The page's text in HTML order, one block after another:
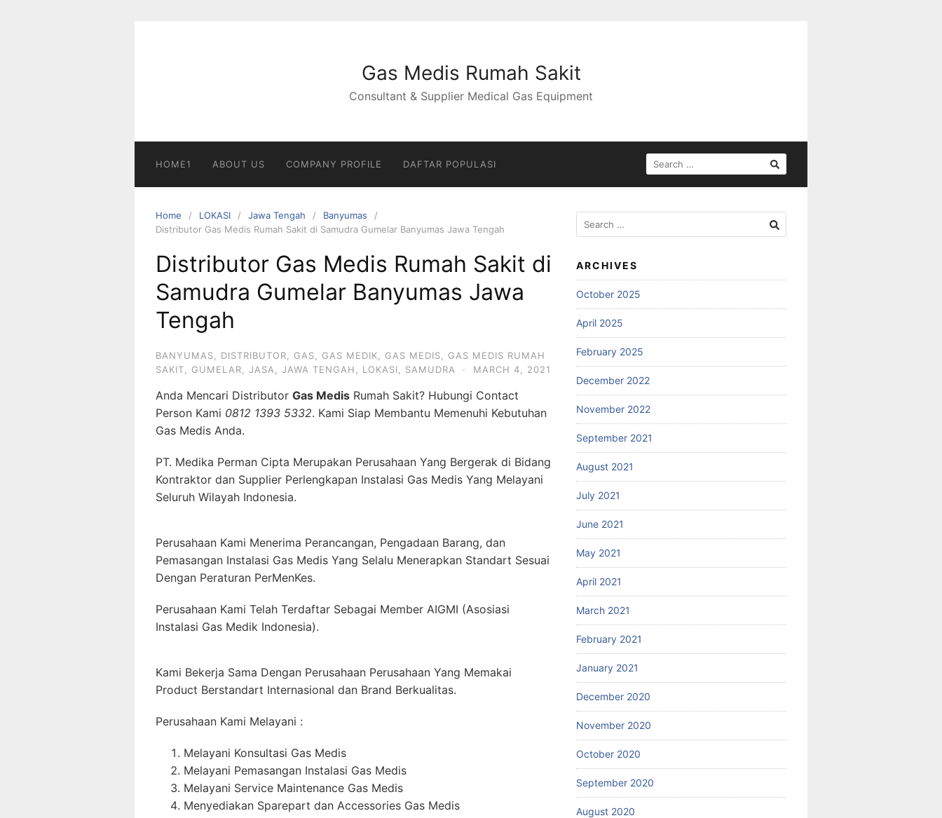
Gas Medis Rumah Sakit
Consultant & Supplier Medical Gas Equipment
HOME1 ABOUT US COMPANY PROFILE DAFTAR POPULASI
SEARCH
FOR:
Home LOKASI Jawa Tengah
Banyumas
Distributor Gas Medis Rumah Sakit di Samudra Gumelar Banyumas Jawa Tengah
Distributor Gas Medis Rumah Sakit di
Samudra Gumelar Banyumas Jawa
Tengah
BANYUMAS DISTRIBUTOR GAS GAS MEDIK GAS MEDIS
GAS MEDIS RUMAH
SAKIT
GUMELAR JASA JAWA TENGAH LOKASI SAMUDRA · MARCH 4, 2021
Anda Mencari Distributor Gas Medis Rumah Sakit? Hubungi Contact
Person Kami 0812 1393 5332. Kami Siap Membantu Memenuhi Kebutuhan
Gas Medis Anda.
PT. Medika Perman Cipta Merupakan Perusahaan Yang Bergerak di Bidang
Kontraktor dan Supplier Perlengkapan Instalasi Gas Medis Yang Melayani
Seluruh Wilayah Indonesia.
Perusahaan Kami Menerima Perancangan, Pengadaan Barang, dan
Pemasangan Instalasi Gas Medis Yang Selalu Menerapkan Standart Sesuai
Dengan Peraturan PerMenKes.
Perusahaan Kami Telah Terdaftar Sebagai Member AIGMI (Asosiasi
Instalasi Gas Medik Indonesia).
Kami Bekerja Sama Dengan Perusahaan Perusahaan Yang Memakai
Product Berstandart Internasional dan Brand Berkualitas.
Perusahaan Kami Melayani :
Melayani Konsultasi Gas Medis
Melayani Pemasangan Instalasi Gas Medis
Melayani Service Maintenance Gas Medis
Menyediakan Sparepart dan Accessories Gas Medis
Search
for:
ARCHIVES
October 2025
April 2025
February 2025
December 2022
November 2022
September 2021
August 2021
July 2021
June 2021
May 2021
April 2021
March 2021
February 2021
January 2021
December 2020
November 2020
October 2020
September 2020
August 2020